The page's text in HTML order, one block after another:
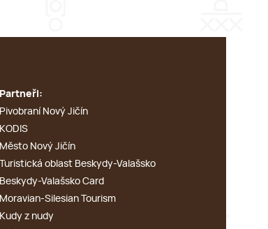
Partneři:
Pivobraní Nový Jičín
KODIS
Město Nový Jičín
Turistická oblast Beskydy-Valašsko
Beskydy-Valašsko Card
Moravian-Silesian Tourism
Kudy z nudy